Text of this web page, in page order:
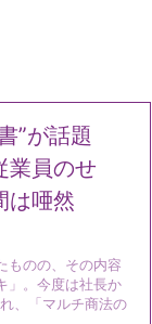
”が話題
業員のせ
は唖然
ものの、その内容
」。今度は社長か
、「マルチ商法の